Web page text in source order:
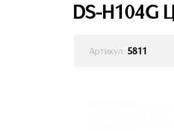
DS-H104G
Артикул: 5811